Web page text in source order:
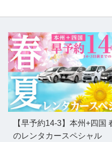
【早予約14-3】本州+四国
のレンタカースペシャル